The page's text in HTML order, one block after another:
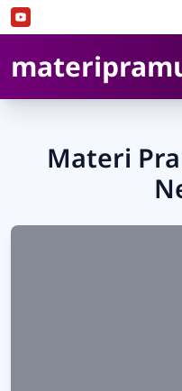
Skip to Content
Materi